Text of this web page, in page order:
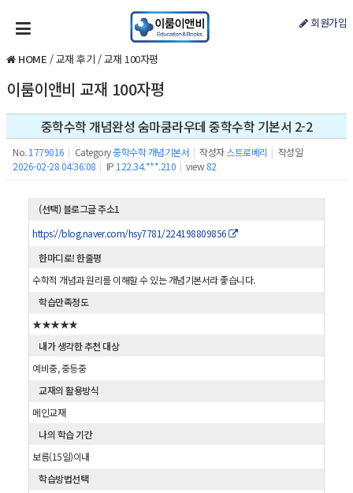
회원가입
HOME /교재 후기 /교재 100자평
이룸이앤비 교재 100자평
중학수학 개념완성 숨마쿰라우데 중학수학 기본서 2-2
No. 1779016 | Category중학수학 개념기본서 | 작성자 스트로베리 | 작성일
2026-02-28 04:36:08 | IP 122.34.***.210 | view 82
(선택) 블로그글 주소1
https://blog.naver.com/hsy7781/224198809856
한마디로! 한줄평
수학적 개념과 원리를 이해할 수 있는 개념기본서라 좋습니다.
학습만족정도
★★★★★
내가 생각한 추천 대상
예비중, 중등중
교재의 활용방식
메인교재
나의 학습 기간
보름(15일)이내
학습방법선택